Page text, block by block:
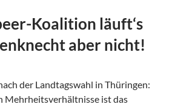
Koalition läuft‘s
aber nicht!
der Landtagswahl in Thüringen:
Mehrheitsverhältnisse ist das